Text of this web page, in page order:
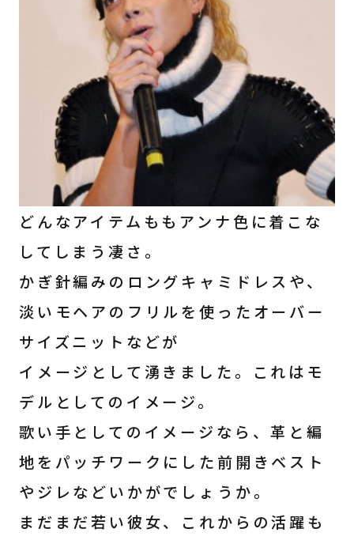
どんなアイテムももアンナ色に着こな
してしまう凄さ。
かぎ針編みのロングキャミドレスや、
淡いモヘアのフリルを使ったオーバー
サイズニットなどが
イメージとして湧きました。これはモ
デルとしてのイメージ。
歌い手としてのイメージなら、革と編
地をパッチワークにした前開きベスト
やジレなどいかがでしょうか。
まだまだ若い彼女、これからの活躍も